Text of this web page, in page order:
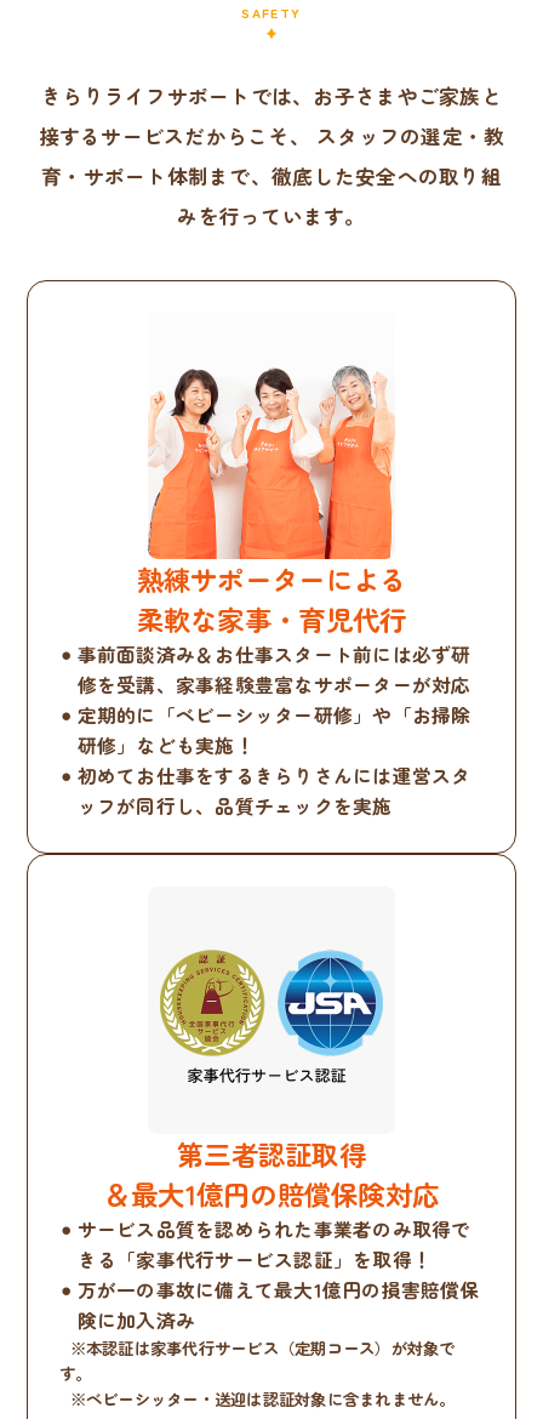
SAFETY
きらりライフサポートでは、お子さまやご家族と
接するサービスだからこそ、
スタッフの選定・教
育・サポート体制まで、徹底した安全への取り組
みを行っています。
熟練サポーターによる
柔軟な家事・育児代行
事前面談済み＆お仕事スタート前には必ず研
修を受講、家事経験豊富なサポーターが対応
定期的に「ベビーシッター研修」や「お掃除
研修」なども実施！
初めてお仕事をするきらりさんには運営スタ
ッフが同行し、品質チェックを実施
第三者認証取得
＆最大1億円の賠償保険対応
サービス品質を認められた事業者のみ取得で
きる「家事代行サービス認証」を取得！
万が一の事故に備えて最大1億円の損害賠償保
険に加入済み
※本認証は家事代行サービス（定期コース）が対象で
す。
※ベビーシッター・送迎は認証対象に含まれません。